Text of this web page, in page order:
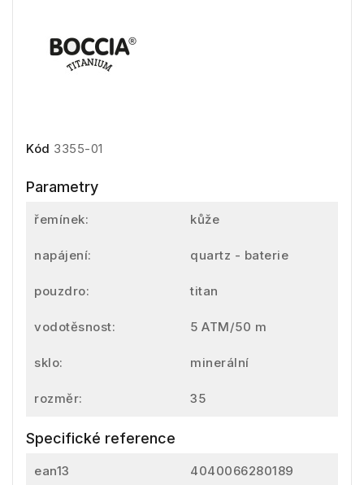
Kód 3355-01
Parametry
řemínek: kůže
napájení: quartz - baterie
pouzdro: titan
vodotěsnost: 5 ATM/50 m
sklo: minerální
rozměr: 35
Specifické reference
ean13 4040066280189